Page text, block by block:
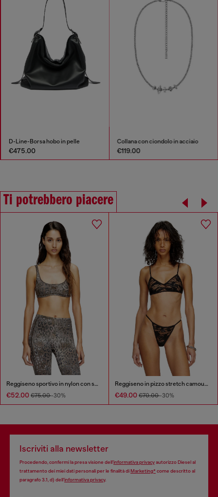
D-Line-Borsa hobo in pelle
€475.00
Collana con ciondolo in acciaio
€119.00
Ti potrebbero piacere
Reggiseno sportivo in nylon con stampa leopardata
€52.00 €75.00-30%
Reggiseno in pizzo stretch camouflage
€49.00 €70.00-30%
Iscriviti alla newsletter
Procedendo, confermi la presa visione dell’informativa privacyautorizzo Diesel al
trattamento dei miei dati personali per le finalità diMarketing*come descritto al
paragrafo 3.1, d) dell’informativa privacy.